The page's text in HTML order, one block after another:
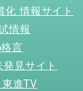
情報サイト
情報
言
見サイト
進TV